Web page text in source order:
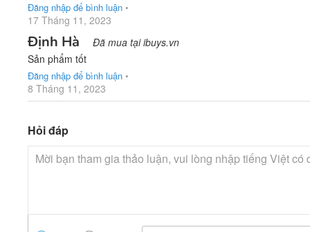
Đăng nhập để bình luận •
17 Tháng 11, 2023
Định Hà Đã mua tại ibuys.vn
Sản phẩm tốt
Đăng nhập để bình luận •
8 Tháng 11, 2023
Hỏi đáp